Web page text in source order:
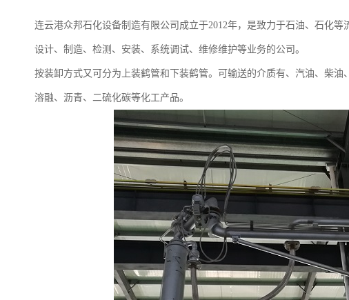
连云港众邦石化设备制造有限公司成立于2012年，是致力于石油、石化
设计、制造、检测、安装、系统调试、维修维护等业务的公司。
按装卸方式又可分为上装鹤管和下装鹤管。可输送的介质有、汽油、柴油
溶融、沥青、二硫化碳等化工产品。